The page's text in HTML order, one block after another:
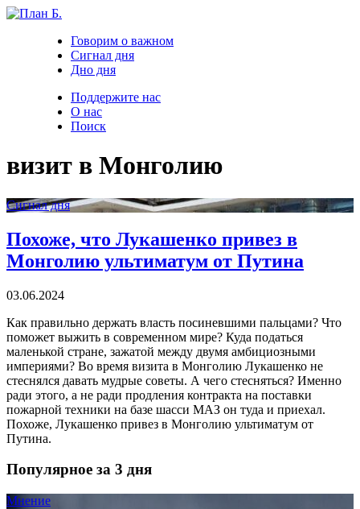
Говорим о важном
Сигнал дня
Дно дня
Поддержите нас
О нас
Поиск
визит в Монголию
Сигнал дня
Похоже, что Лукашенко привез в
Монголию ультиматум от Путина
03.06.2024
Как правильно держать власть посиневшими пальцами? Что
поможет выжить в современном мире? Куда податься
маленькой стране, зажатой между двумя амбициозными
империями? Во время визита в Монголию Лукашенко не
стеснялся давать мудрые советы. А чего стесняться? Именно
ради этого, а не ради продления контракта на поставки
пожарной техники на базе шасси МАЗ он туда и приехал.
Похоже, Лукашенко привез в Монголию ультиматум от
Путина.
Популярное за 3 дня
Мнение